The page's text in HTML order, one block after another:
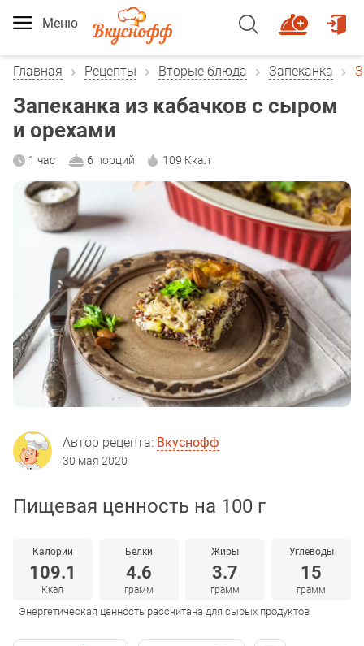
Меню
Главная Рецепты Вторые блюда Запеканка
Запеканка из кабачков с сыром
и орехами
1 час 6 порций 109 Ккал
Автор рецепта: Вкуснофф
30 мая 2020
Пищевая ценность на 100 г
Калории
109.1
Ккал
Белки
4.6
грамм
Жиры
3.7
грамм
Углеводы
15
грамм
Энергетическая ценность рассчитана для сырых продуктов